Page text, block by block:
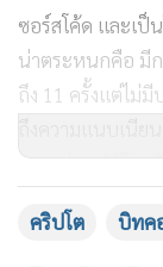
128 ล้านดอลลาร์
พร้อมกันบน 6 บล็
ระบุว่าผู้โจมตีอา
สมการคงที่ของก
ไปสู่จุดการปัดเศ
ต่อเนื่องจนกระทั่
เงินออกไปจนเกลี้
คริปโต บิทค